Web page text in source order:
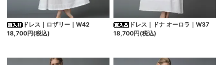
ドレス｜ロザリー｜W42
18,700円(税込)
ドレス｜ドナ オーロラ｜W37
18,700円(税込)